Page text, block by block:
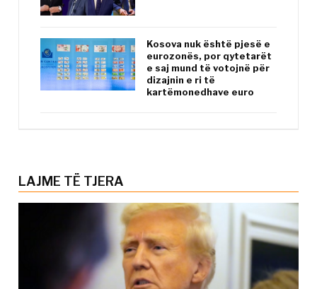
Kosova nuk është pjesë e
eurozonës, por qytetarët
e saj mund të votojnë për
dizajnin e ri të
kartëmonedhave euro
LAJME TË TJERA